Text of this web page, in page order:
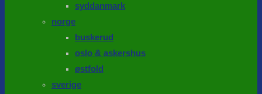
syddanmark
norge
buskerud
oslo & askershus
østfold
sverige